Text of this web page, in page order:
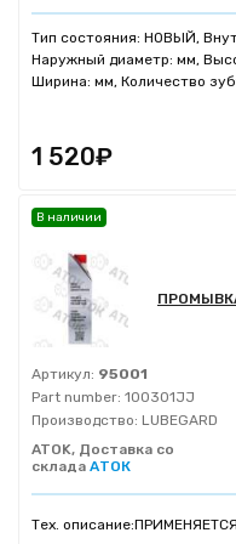
Тип состояния: НОВЫЙ,
Наружный диаметр: мм,
Ширина: мм, Количество
1 520₽
Артикул: 95001
Part number: 100301JJ
Производство: LUBEGARD
ATOK, Доставка со
склада АТОК
Тех. описание:
В наличии